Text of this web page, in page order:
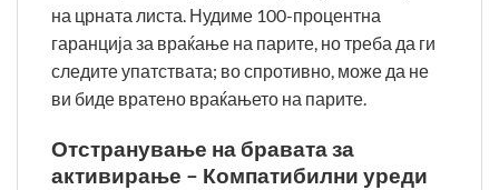
на црната листа. Нудиме 100-процентна
гаранција за враќање на парите, но треба да ги
следите упатствата; во спротивно, може да не
ви биде вратено враќањето на парите.
Отстранување на бравата за
активирање – Компатибилни уреди